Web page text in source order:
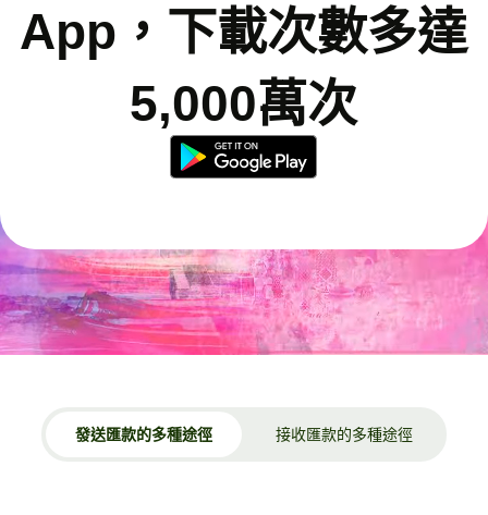
App，下載次數多達
5,000萬次
發送匯款的多種途徑 接收匯款的多種途徑